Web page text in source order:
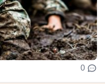
0